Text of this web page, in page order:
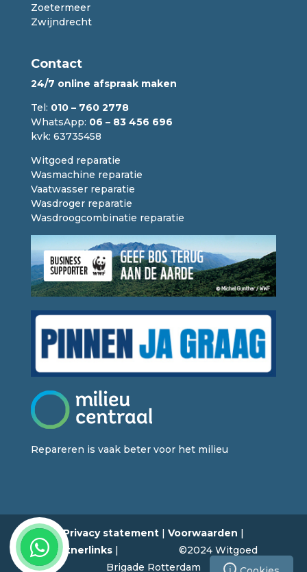
i
Zoetermeer
Zwijndrecht
Contact
24/7 online afspraak maken
Tel: 010 – 760 2778
WhatsApp: 06 – 83 456 696
kvk: 63735458
Witgoed reparatie
Wasmachine reparatie
Vaatwasser reparatie
Wasdroger reparatie
Wasdroogcombinatie reparatie
Repareren is vaak beter voor het milieu
Privacy statement| Voorwaarden |
Partnerlinks | ©2024 Witgoed
Brigade Rotterdam